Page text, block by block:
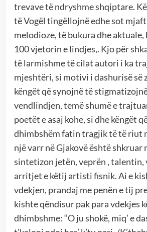
trevave të ndryshme shqiptare.
të Vogël tingëllojnë edhe sot
melodioze, të bukura dhe aktuale,
100 vjetorin e lindjes,. Kjo për
të larmishme të cilat autori i ka
mjeshtëri, si motivi i dashurisë së
këngët që synojnë të
vendlindjen, temë shumë e
poetët e asaj kohe, si dhe këngët
dhimbshëm fatin tragjik të të riut
një varr në Gjakovë është shkruar
sintetizon jetën, veprën , talentin,
arritjet e këtij artisti fisnik. Ai e
vdekjen, prandaj me penën e tij
kishte qëndisur pak para vdekjes
dhimbshme: “O ju shokë, miq’ e